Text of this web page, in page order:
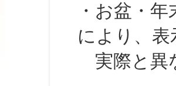
・お盆・年
により、
実際と異